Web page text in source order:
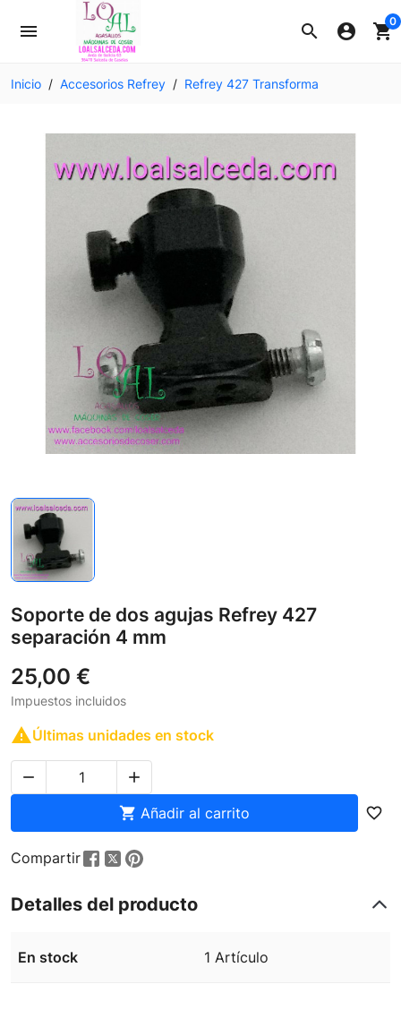
search
menu account_circle shopping_cart0
Inicio Accesorios Refrey Refrey 427 Transforma
Soporte de dos agujas Refrey 427
separación 4 mm
25,00 €
Impuestos incluidos
Últimas unidades en stock


 Añadir al carrito favorite_border
Compartir
Detalles del producto
En stock 1 Artículo